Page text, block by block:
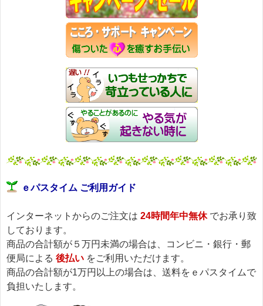
応募など）していただいたお客様だけにお届けする限定配信メー
割引クーポン券のプレゼントや、耳より情報をいち早くお届け致
∞∞∞∞∞∞∞∞∞∞∞∞∞∞∞∞∞∞∞∞∞∞∞∞∞∞∞∞∞∞∞∞∞
このメールマガジンのバックナンバーはこちらです
→https://pass-thyme.com/special/maga_back.asp
購読解除はこちらからできます
→https://pass-thyme.com/special/mailmaga.asp
バッチフラワー レメディに出会えて良かった！！
と実感していただくのが私のねがいです。
───────────────────────────────
バッチフラワーレメディ専門店＜ｅパスタイム＞
*****@pass-thyme.com
https://pass-thyme.com/
バックナンバー一覧
ｅパスタイム ご利用ガイド
インターネットからのご注文は 24時間年中無休でお承り致
しております。
商品の合計額が５万円未満の場合は、コンビニ・銀行・郵
便局による 後払い をご利用いただけます。
商品の合計額が1万円以上の場合は、送料をｅパスタイムで
負担いたします。